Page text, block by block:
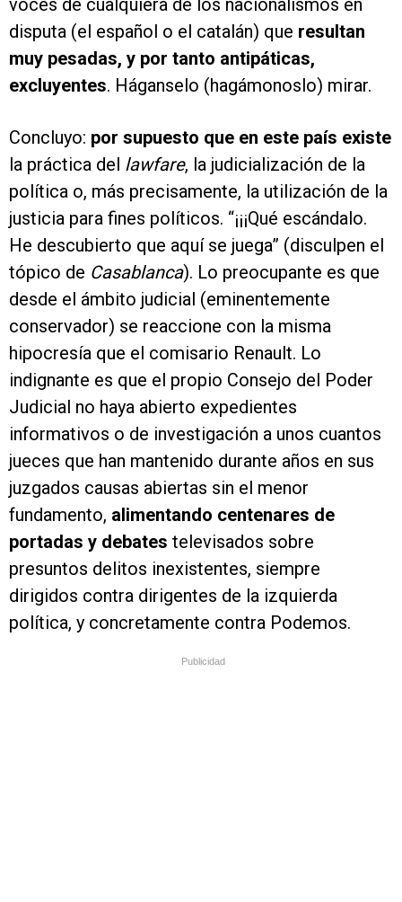
voces de cualquiera de los nacionalismos en
disputa (el español o el catalán) que resultan
muy pesadas, y por tanto antipáticas,
excluyentes. Háganselo (hagámonoslo) mirar.
Concluyo: por supuesto que en este país existe
la práctica del lawfare, la judicialización de la
política o, más precisamente, la utilización de la
justicia para fines políticos. “¡¡¡Qué escándalo.
He descubierto que aquí se juega” (disculpen el
tópico de Casablanca). Lo preocupante es que
desde el ámbito judicial (eminentemente
conservador) se reaccione con la misma
hipocresía que el comisario Renault. Lo
indignante es que el propio Consejo del Poder
Judicial no haya abierto expedientes
informativos o de investigación a unos cuantos
jueces que han mantenido durante años en sus
juzgados causas abiertas sin el menor
fundamento, alimentando centenares de
portadas y debates televisados sobre
presuntos delitos inexistentes, siempre
dirigidos contra dirigentes de la izquierda
política, y concretamente contra Podemos.
Publicidad